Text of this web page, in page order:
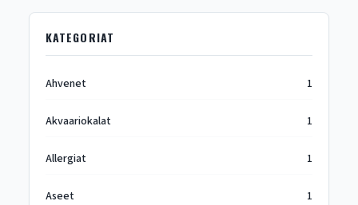
KATEGORIAT
Ahvenet 1
Akvaariokalat 1
Allergiat 1
Aseet 1